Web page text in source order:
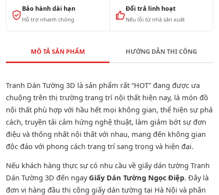
Bảo hành dài hạn
Hỗ trợ nhanh chóng
Đổi trả linh hoạt
Nếu lỗi từ nhà sản xuất
MÔ TẢ SẢN PHẨM HƯỚNG DẪN THI CÔNG
Tranh Dán Tường 3D là sản phẩm rất “HOT” đang được ưa
chuộng trên thị trường trang trí nội thất hiện nay, là món đồ
nội thất phù hợp với hầu hết mọi không gian, thể hiện sự phá
cách, truyền tải cảm hứng nghệ thuật, làm giảm bớt sự đơn
điệu và thống nhất nội thất với nhau, mang đến không gian
độc đáo với phong cách trang trí sang trọng và hiện đại.
Nếu khách hàng thực sự có nhu cầu về giấy dán tường Tranh
Dán Tường 3D đến ngayGiấy Dán Tường Ngọc Điệp. Đây là
đơn vị hàng đầu thị công giấy dán tường tại Hà Nội và phân